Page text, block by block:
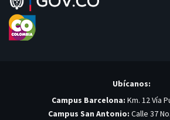
Ubícanos:
Campus Barcelona: Km. 12 Vía
Campus San Antonio: Calle 37